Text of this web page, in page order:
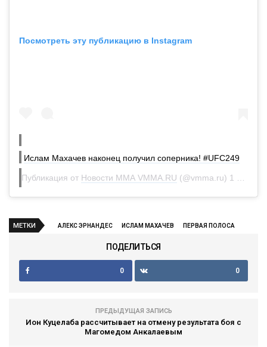
Посмотреть эту публикацию в Instagram
Ислам Махачев наконец получил соперника! #UFC249
Публикация от Новости ММА VMMA.RU (@vmma.ru) 1 Мар 2020 в 9:52 PST
МЕТКИ АЛЕКС ЭРНАНДЕС ИСЛАМ МАХАЧЕВ ПЕРВАЯ ПОЛОСА
ПОДЕЛИТЬСЯ
0 0
ПРЕДЫДУЩАЯ ЗАПИСЬ
Ион Куцелаба рассчитывает на отмену результата боя с
Магомедом Анкалаевым